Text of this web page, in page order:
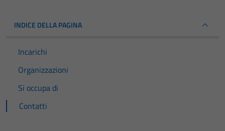
INDICE DELLA PAGINA
Incarichi
Organizzazioni
Si occupa di
Contatti